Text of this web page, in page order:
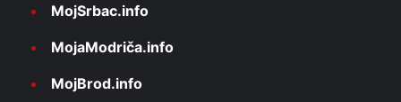
MojSrbac.info
MojaModriča.info
MojBrod.info